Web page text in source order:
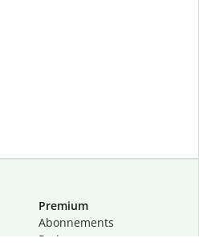
Premium
Abon­ne­ments
Preise